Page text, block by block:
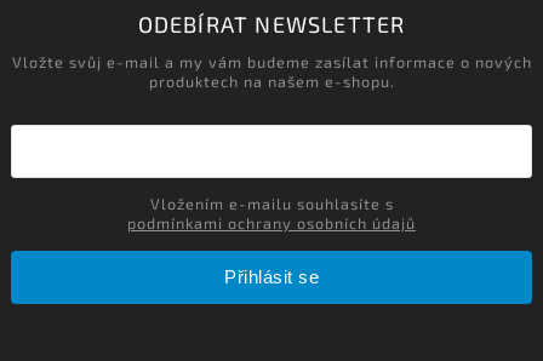
ODEBÍRAT NEWSLETTER
Vložte svůj e-mail a my vám budeme zasílat informace o nových
produktech na našem e-shopu.
podmínkami ochrany osobních údajů
Přihlásit se